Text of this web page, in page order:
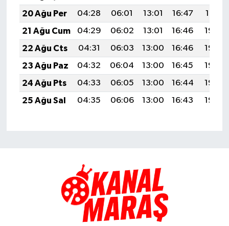
20 Ağu Per
04:28 06:01 13:01 16:47
19:51
21 Ağu Cum
04:29 06:02 13:01 16:46
19:49
22 Ağu Cts
04:31 06:03 13:00 16:46
19:48
23 Ağu Paz
04:32 06:04 13:00 16:45
19:46
24 Ağu Pts
04:33 06:05 13:00 16:44
19:45
25 Ağu Sal
04:35 06:06 13:00 16:43 19:43